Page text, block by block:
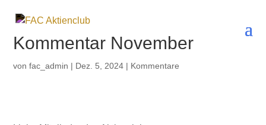
Kommentar November
vonfac_admin | Dez. 5, 2024 | Kommentare